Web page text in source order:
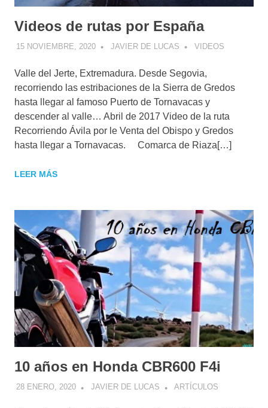
Videos de rutas por España
15 NOVIEMBRE, 2020 JAVIER DE LUCAS VIDEOS
Valle del Jerte, Extremadura. Desde Segovia,
recorriendo las estribaciones de la Sierra de Gredos
hasta llegar al famoso Puerto de Tornavacas y
descender al valle… Abril de 2017 Video de la ruta
Recorriendo Ávila por le Venta del Obispo y Gredos
hasta llegar a Tornavacas. Comarca de Riaza[…]
LEER MÁS
10 años en Honda CBR600 F4i
28 ENERO, 2020 JAVIER DE LUCAS ARTÍCULOS